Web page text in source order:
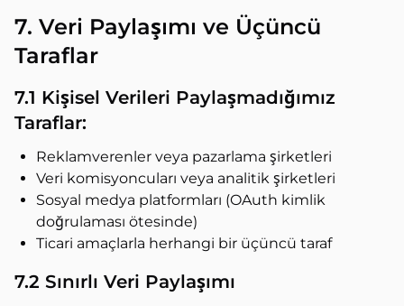
7. Veri Paylaşımı ve Üçüncü
Taraflar
7.1 Kişisel Verileri Paylaşmadığımız
Taraflar:
Reklamverenler veya pazarlama şirketleri
Veri komisyoncuları veya analitik şirketleri
Sosyal medya platformları (OAuth kimlik
doğrulaması ötesinde)
Ticari amaçlarla herhangi bir üçüncü taraf
7.2 Sınırlı Veri Paylaşımı